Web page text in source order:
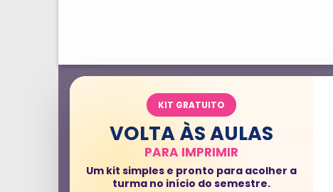
KIT GRATUITO
VOLTA ÀS AULAS
PARA IMPRIMIR
Um kit simples e pronto para acolher a
turma no início do semestre.